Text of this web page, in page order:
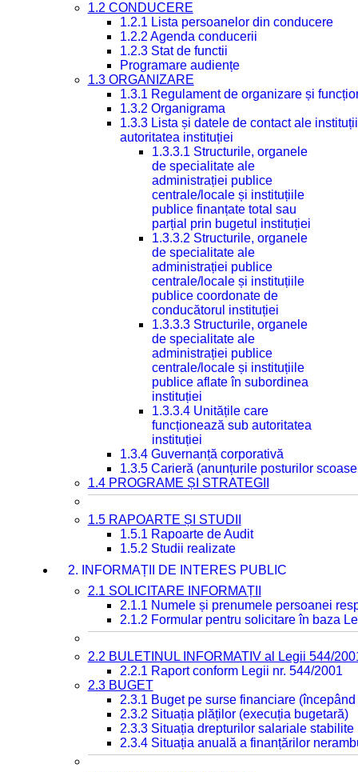
1.2 CONDUCERE
1.2.1 Lista persoanelor din conducere
1.2.2 Agenda conducerii
1.2.3 Stat de functii
Programare audiențe
1.3 ORGANIZARE
1.3.1 Regulament de organizare și
1.3.2 Organigrama
1.3.3 Lista și datele de contact ale
autoritatea instituției
1.3.3.1 Structurile, organele
de specialitate ale
administrației publice
centrale/locale și instituțiile
publice finanțate total sau
parțial prin bugetul instituției
1.3.3.2 Structurile, organele
de specialitate ale
administrației publice
centrale/locale și instituțiile
publice coordonate de
conducătorul instituției
1.3.3.3 Structurile, organele
de specialitate ale
administrației publice
centrale/locale și instituțiile
publice aflate în subordinea
instituției
1.3.3.4 Unitățile care
funcționează sub autoritatea
instituției
1.3.4 Guvernanță corporativă
1.3.5 Carieră (anunțurile posturilor
1.4 PROGRAME ȘI STRATEGII
1.5 RAPOARTE ȘI STUDII
1.5.1 Rapoarte de Audit
1.5.2 Studii realizate
2. INFORMAȚII DE INTERES PUBLIC
2.1 SOLICITARE INFORMAȚII
2.1.1 Numele și prenumele persoanei
2.1.2 Formular pentru solicitare în baza
2.2 BULETINUL INFORMATIV al Legii 544/
2.2.1 Raport conform Legii nr. 544/2001
2.3 BUGET
2.3.1 Buget pe surse financiare
2.3.2 Situația plăților (execuția bugetară)
2.3.3 Situația drepturilor salariale
2.3.4 Situația anuală a finanțărilor